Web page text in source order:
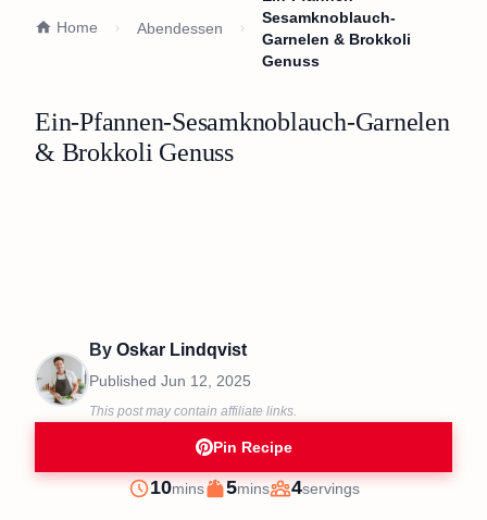
Home Abendessen
Sesamknoblauch-
Garnelen & Brokkoli
Genuss
Ein-Pfannen-Sesamknoblauch-Garnelen
& Brokkoli Genuss
By Oskar Lindqvist
Published Jun 12, 2025
This post may contain affiliate links.
Pin Recipe
Prep
10minutes
mins
Cook
5minutes
mins
Servings
4servings